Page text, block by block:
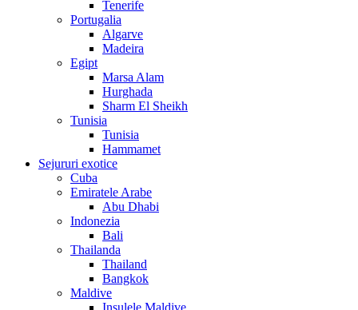
Tenerife
Portugalia
Algarve
Madeira
Egipt
Marsa Alam
Hurghada
Sharm El Sheikh
Tunisia
Tunisia
Hammamet
Sejururi exotice
Cuba
Emiratele Arabe
Abu Dhabi
Indonezia
Bali
Thailanda
Thailand
Bangkok
Maldive
Insulele Maldive